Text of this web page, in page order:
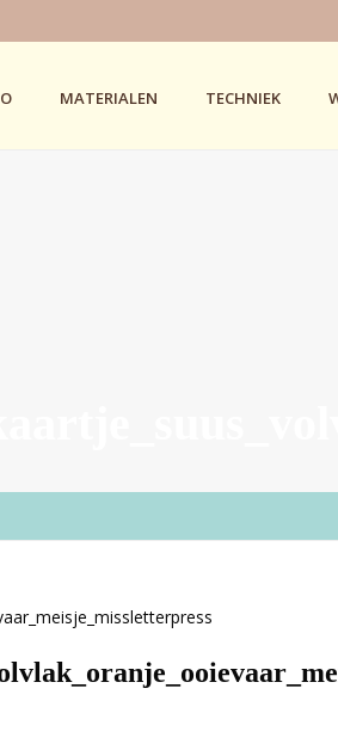
MATERIALEN TECHNIEK